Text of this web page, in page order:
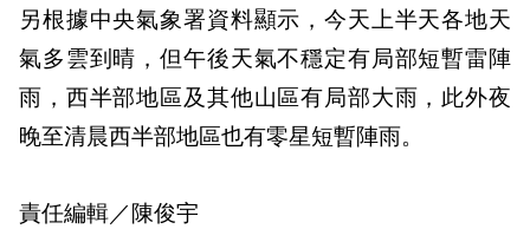
另根據中央氣象署資料顯示，今天上半天各地天
氣多雲到晴，但午後天氣不穩定有局部短暫雷陣
雨，西半部地區及其他山區有局部大雨，此外夜
晚至清晨西半部地區也有零星短暫陣雨。
責任編輯／陳俊宇